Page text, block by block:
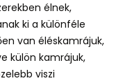
élnek,
ki a különféle
van éléskamrájuk,
külön kamrájuk,
viszi